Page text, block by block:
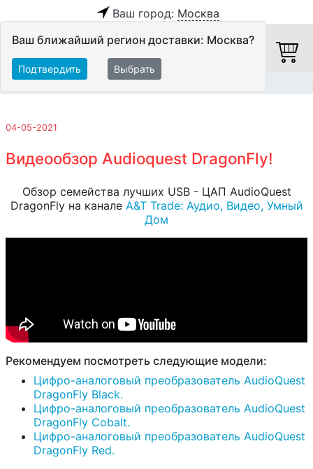
Ваш город: Москва
Ваш ближайший регион доставки: Москва?
Подтвердить Выбрать
04-05-2021
Видеообзор Audioquest DragonFly!
Обзор семейства лучших USB - ЦАП AudioQuest
DragonFly на канале A&T Trade: Аудио, Видео, Умный
Дом
Рекомендуем посмотреть следующие модели:
Цифро-аналоговый преобразователь AudioQuest
DragonFly Black.
Цифро-аналоговый преобразователь AudioQuest
DragonFly Cobalt.
Цифро-аналоговый преобразователь AudioQuest
DragonFly Red.